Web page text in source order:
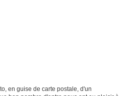
en guise de carte postale, d'un